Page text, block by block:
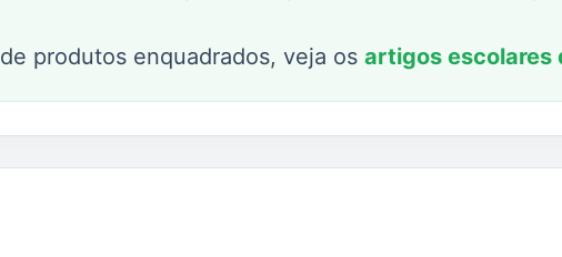
produtos enquadrados, veja os artigos escolares